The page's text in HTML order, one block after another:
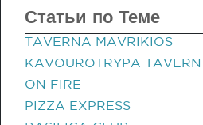
Статьи по Теме
TAVERNA MAVRIKIOS
KAVOUROTRYPA TAVERN
ON FIRE
PIZZA EXPRESS